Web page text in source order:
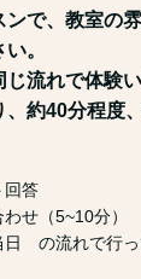
ンで、教室の
。
流れで体験い
、約40分程度
回答
わせ（5~10分
の流れで行っ